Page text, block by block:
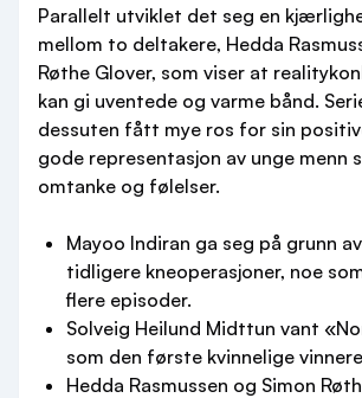
Parallelt utviklet det seg en
mellom to deltakere, Hedda
Røthe Glover, som viser at
kan gi uventede og varme bånd.
dessuten fått mye ros for sin
gode representasjon av unge menn
omtanke og følelser.
Mayoo Indiran ga seg på grunn
tidligere kneoperasjoner, noe
flere episoder.
Solveig Heilund Midttun vant
som den første kvinnelige
Hedda Rasmussen og Simon